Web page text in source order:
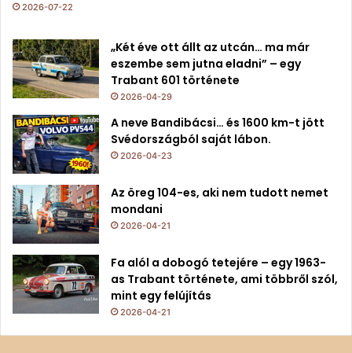
2026-07-22
„Két éve ott állt az utcán… ma már
eszembe sem jutna eladni” – egy
Trabant 601 története
2026-04-29
A neve Bandibácsi… és 1600 km-t jött
Svédországból saját lábon.
2026-04-23
Az öreg 104-es, aki nem tudott nemet
mondani
2026-04-21
Fa alól a dobogó tetejére – egy 1963-
as Trabant története, ami többről szól,
mint egy felújítás
2026-04-21